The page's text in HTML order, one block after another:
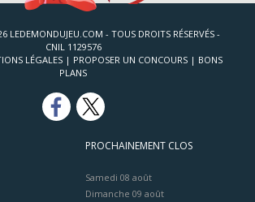
LEDEMONDUJEU.COM - TOUS DROITS RÉSERVÉS -
CNIL 1129576
LÉGALES | PROPOSER UN CONCOURS | BONS
PLANS
PROCHAINEMENT CLOS
Samedi 08 août
Dimanche 09 août